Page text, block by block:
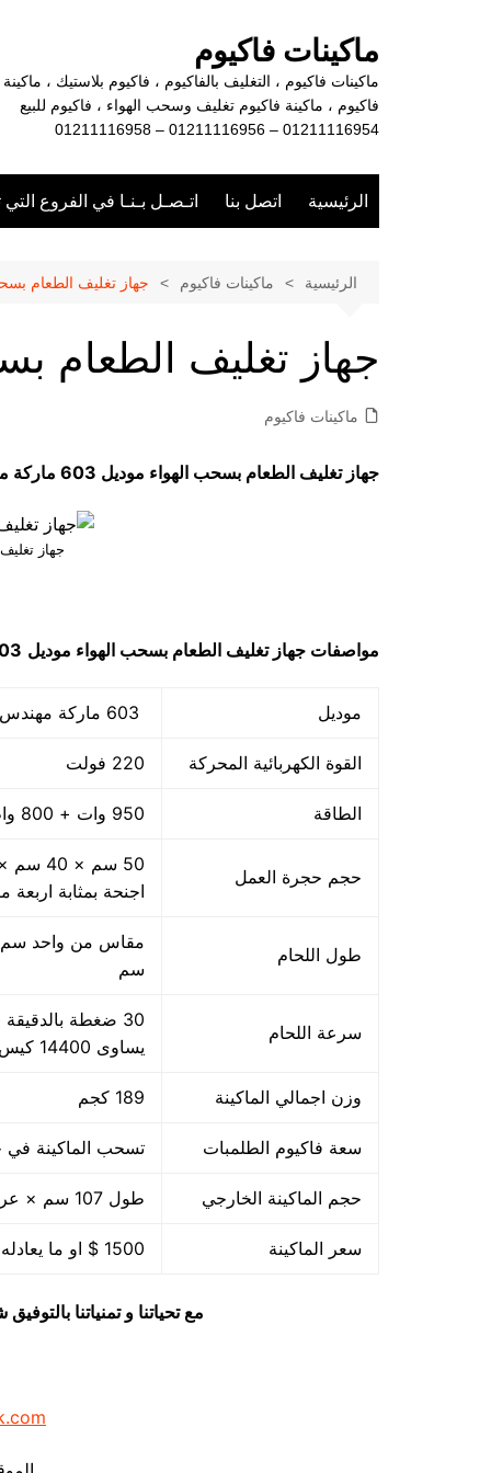
ماكينات فاكيوم
ماكينات فاكيوم ، التغليف بالفاكيوم ، فاكيوم بلاستيك ، ماكينة
فاكيوم ، ماكينة فاكيوم تغليف وسحب الهواء ، فاكيوم للبيع
01211116954 – 01211116956 – 01211116958
الرئيسية اتصل بنا اتـصـل بـنـا في الفروع
الرئيسية ماكينات فاكيوم جهاز تغليف الطعام
جهاز تغليف الطعام
ماكينات فاكيوم
جهاز تغليف الطعام بسحب الهواء موديل 603 ماركة مهندس منسي
جهاز
مواصفات جهاز تغليف الطعام بسحب الهواء موديل 603 ماركة
موديل
القوة الكهربائية المحركة 220 فولت
الطاقة 950 وات + 800 واط اللحام
حجم حجرة العمل
اجنحة بمثابة اربعة
طول اللحام
سم
سرعة اللحام
يساوى 14400 كيس بالساعة بمقاس مبدئي
وزن اجمالي الماكينة 189 كجم
سعة فاكيوم الطلمبات تسحب الماكينة في حدود 40 متر مكعب هواء فاكيوم من
حجم الماكينة الخارجي طول 107 سم × عرض 85 سم × ارتفاع 105 سم
سعر الماكينة 1500 $ او ما يعادله بالجنيه المصرى
مع تحياتنا و تمنياتنا